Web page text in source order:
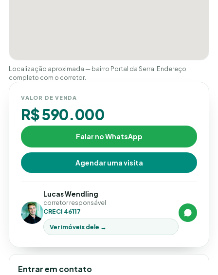
Localização aproximada — bairro Portal da Serra. Endereço
completo com o corretor.
VALOR DE VENDA
R$ 590.000
Falar no WhatsApp
Agendar uma visita
Lucas Wendling
corretor responsável
CRECI 46117
Ver imóveis dele →
Entrar em contato